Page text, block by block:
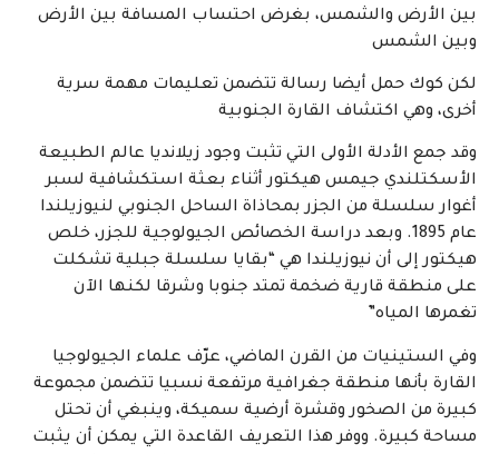
بين الأرض والشمس، بغرض احتساب المسافة بين الأرض
وبين الشمس
لكن كوك حمل أيضا رسالة تتضمن تعليمات مهمة سرية
أخرى، وهي اكتشاف القارة الجنوبية
وقد جمع الأدلة الأولى التي تثبت وجود زيلانديا عالم الطبيعة
الأسكتلندي جيمس هيكتور أثناء بعثة استكشافية لسبر
أغوار سلسلة من الجزر بمحاذاة الساحل الجنوبي لنيوزيلندا
عام 1895. وبعد دراسة الخصائص الجيولوجية للجزر، خلص
هيكتور إلى أن نيوزيلندا هي “بقايا سلسلة جبلية تشكلت
على منطقة قارية ضخمة تمتد جنوبا وشرقا لكنها الآن
تغمرها المياه”
وفي الستينيات من القرن الماضي، عرّف علماء الجيولوجيا
القارة بأنها منطقة جغرافية مرتفعة نسبيا تتضمن مجموعة
كبيرة من الصخور وقشرة أرضية سميكة، وينبغي أن تحتل
مساحة كبيرة. ووفر هذا التعريف القاعدة التي يمكن أن يثبت